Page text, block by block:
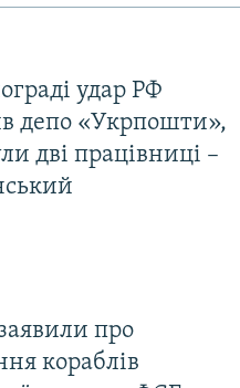
удар РФ
депо «Укрпошти»,
дві працівниці –
про
кораблів